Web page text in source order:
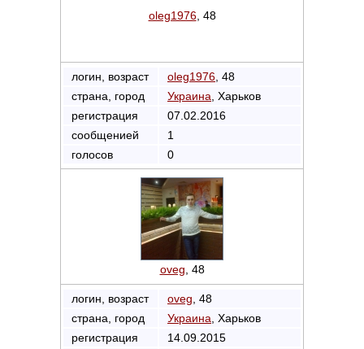
oleg1976, 48
логин, возраст oleg1976 , 48
страна, город
Украина , Харьков
регистрация
07.02.2016
сообщенией
1
голосов
0
oveg , 48
логин, возраст oveg , 48
страна, город
Украина , Харьков
регистрация
14.09.2015